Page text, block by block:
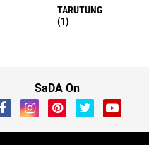
TARUTUNG
(1)
SaDA On